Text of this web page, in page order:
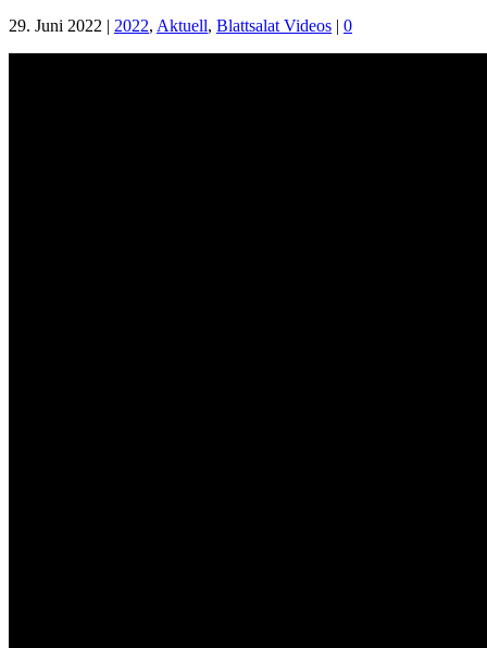
29. Juni 2022 | 2022, Aktuell, Blattsalat Videos | 0